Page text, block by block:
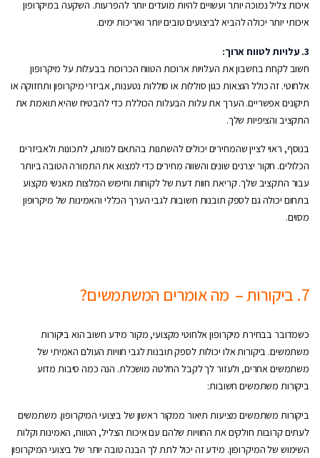
איכות צליל נמוכה יותר ועשויים להיות מועדים יותר להפרעות. השקעה במיקרופון
איכותי יותר יכולה להביא לביצועים טובים יותר ואריכות ימים.
3. עלויות לטווח ארוך:
חשוב לקחת בחשבון את העלויות ארוכות הטווח הכרוכות בבעלות על מיקרופון
אלחוטי. זה כולל הוצאות כגון סוללות או סוללות נטענות, אביזרי מיקרופון ותחזוקה או
תיקונים אפשריים. הערך את עלות הבעלות הכוללת כדי להבטיח שהיא תואמת את
התקציב והציפיות שלך.
בנוסף, ראוי לציין שהמחירים יכולים להשתנות בהתאם למותג, לתכונות ולאביזרים
הכלולים. חקור יצרנים שונים והשווה מחירים כדי למצוא את התמורה הטובה ביותר
עבור התקציב שלך. קריאת חוות דעת של לקוחות וחיפוש המלצות מאנשי מקצוע
בתחום יכולה גם לספק תובנות חשובות לגבי הערך הכללי והאמינות של מיקרופון
מסוים.
7. ביקורות – מה אומרים המשתמשים?
כשמדובר בבחירת מיקרופון אלחוטי מקצועי, מקור מידע חשוב הוא ביקורות
משתמשים. ביקורות אלו יכולות לספק תובנות לגבי חוויות העולם האמיתי של
משתמשים אחרים, ולעזור לך לקבל החלטה מושכלת. הנה כמה סיבות מדוע
ביקורות משתמשים חשובות:
ביקורות משתמשים מציעות תיאור ממקור ראשון של ביצועי המיקרופון. משתמשים
לעתים קרובות חולקים את החוויות שלהם עם איכות הצליל, הטווח, האמינות וקלות
השימוש של המיקרופון. מידע זה יכול לתת לך הבנה טובה יותר של ביצועי המיקרופון